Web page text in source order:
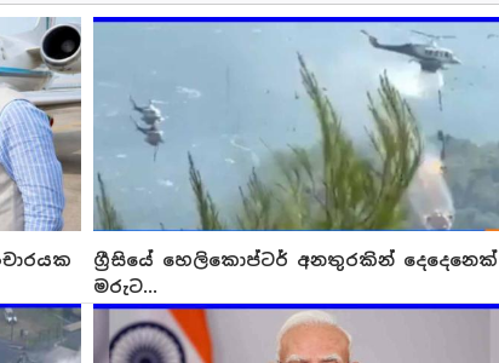
ග්‍රීසියේ හෙලිකොප්ටර් අනතුරකින් දෙදෙනෙක්
මරුට...